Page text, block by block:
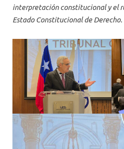
interpretación constitucional y el
Estado Constitucional de Derecho.